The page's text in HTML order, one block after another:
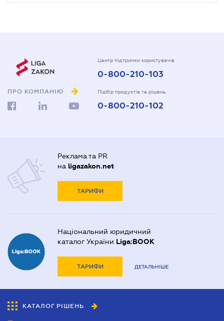
ПРО КОМПАНІЮ
Центр підтримки користувачів
0-800-210-103
Підбір продуктів та рішень
0-800-210-102
Реклама та PR
на ligazakon.net
ТАРИФИ
Національний юридичний
каталог України Liga:BOOK
ТАРИФИ ДЕТАЛЬНІШЕ
КАТАЛОГ РІШЕНЬ